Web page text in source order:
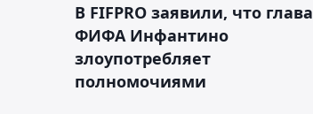
В FIFPRO заявили, что глава
ФИФА Инфантино
злоупотребляет
полномочиями